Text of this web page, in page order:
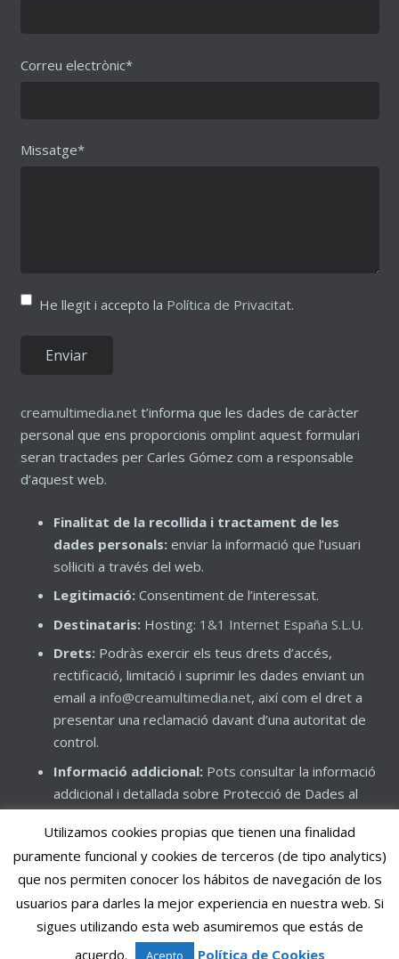
Correu electrònic*
Missatge*
He llegit i accepto la Política de Privacitat.
creamultimedia.nett’informa que les dades de caràcter
personal que ens proporcionis omplint aquest formulari
seran tractades per Carles Gómez com a responsable
d’aquest web.
Finalitat de la recollida i tractament de les
dades personals: enviar la informació que l’usuari
sol·liciti a través del web.
Legitimació: Consentiment de l’interessat.
Destinataris: Hosting: 1&1 Internet España S.L.U.
Drets: Podràs exercir els teus drets d’accés,
rectificació, limitació i suprimir les dades enviant un
email a info@creamultimedia.net, així com el dret a
presentar una reclamació davant d’una autoritat de
control.
Informació addicional: Pots consultar la informació
addicional i detallada sobre Protecció de Dades al
nostre webcreamultimedia.net, així com consultar la
nostra Política de Privacitat.
Avís Legal|Política de Privacitat|Política de Cookies
© 2017 Crea Multimèdia
Utilizamos cookies propias que tienen una finalidad
puramente funcional y cookies de terceros (de tipo analytics)
que nos permiten conocer los hábitos de navegación de los
usuarios para darles la mejor experiencia en nuestra web. Si
sigues utilizando esta web asumiremos que estás de
acuerdo.
Acepto Política de Cookies